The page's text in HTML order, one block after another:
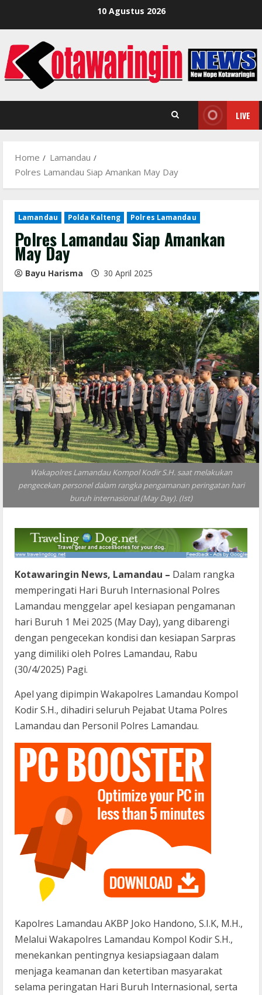
10 Agustus 2026
LIVE
Home
Lamandau
Polres Lamandau Siap Amankan May Day
Lamandau Polda Kalteng Polres Lamandau
Polres Lamandau Siap Amankan
May Day
Bayu Harisma 30 April 2025
Wakapolres Lamandau Kompol Kodir S.H. saat melakukan
pengecekan personel dalam rangka pengamanan peringatan hari
buruh internasional (May Day). (Ist)
Kotawaringin News, Lamandau – Dalam rangka
memperingati Hari Buruh Internasional Polres
Lamandau menggelar apel kesiapan pengamanan
hari Buruh 1 Mei 2025 (May Day), yang dibarengi
dengan pengecekan kondisi dan kesiapan Sarpras
yang dimiliki oleh Polres Lamandau, Rabu
(30/4/2025) Pagi.
Apel yang dipimpin Wakapolres Lamandau Kompol
Kodir S.H., dihadiri seluruh Pejabat Utama Polres
Lamandau dan Personil Polres Lamandau.
Kapolres Lamandau AKBP Joko Handono, S.I.K, M.H.,
Melalui Wakapolres Lamandau Kompol Kodir S.H.,
menekankan pentingnya kesiapsiagaan dalam
menjaga keamanan dan ketertiban masyarakat
selama peringatan Hari Buruh Internasional, serta